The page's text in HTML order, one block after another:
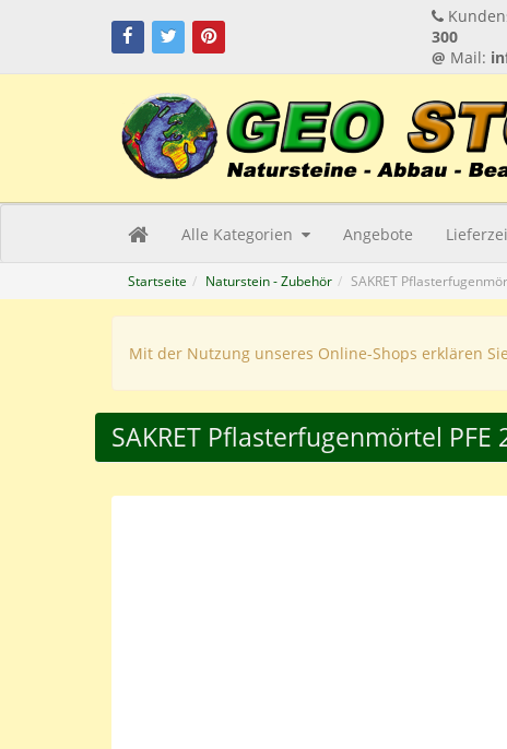
300
@ Mail:
Alle Kategorien Angebote
Startseite Naturstein - Zubehör SAKRET
Mit der Nutzung unseres Online-Shops erklären
SAKRET Pflasterfugenmörtel PFE